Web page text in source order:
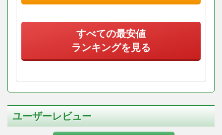
すべての最安値
ランキングを見る
ユーザーレビュー